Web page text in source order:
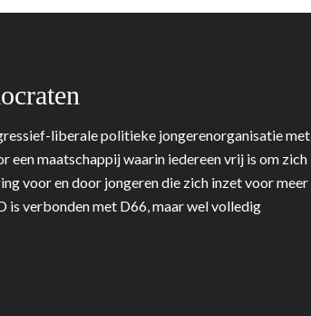
liberale politieke jongerenorganisatie met
een maatschappij waarin iedereen vrij is om zich
voor en door jongeren die zich inzet voor meer
verbonden met D66, maar wel volledig